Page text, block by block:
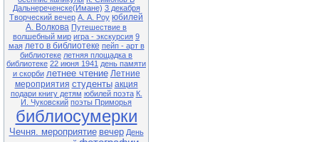
Обзор книжной выставки «Они не
должны исчезнуть» (по Красной
книге Приморского края)
Внимание! В связи с продлением
ограничительных мер в
расписании возможны
корректировки. Обращаться по
тел.: 25-1-72
Дальнереченске(Имане) 3 декабря
Творческий вечер А. А. Роу юбилей
А. Волкова Путешествие в
волшебный мир игра - экскурсия 9
мая лето в библиотеке пейп - арт в
библиотеке летняя площадка в
библиотеке 22 июня 1941 день памяти
и скорби летнее чтение Летние
мероприятия студенты акция
подари книгу детям юбилей поэта К.
И. Чуковский поэты Приморья
библиосумерки
Чечня. мероприятие вечер День